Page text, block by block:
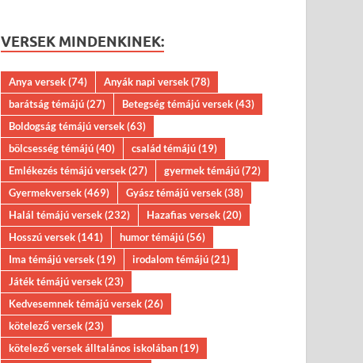
VERSEK MINDENKINEK:
Anya versek(74) Anyák napi versek(78)
barátság témájú(27) Betegség témájú versek(43)
Boldogság témájú versek(63)
bölcsesség témájú(40) család témájú(19)
Emlékezés témájú versek(27) gyermek témájú(72)
Gyermekversek(469) Gyász témájú versek(38)
Halál témájú versek(232) Hazafias versek(20)
Hosszú versek(141) humor témájú(56)
Ima témájú versek(19) irodalom témájú(21)
Játék témájú versek(23)
Kedvesemnek témájú versek(26)
kötelező versek(23)
kötelező versek álltalános iskolában(19)